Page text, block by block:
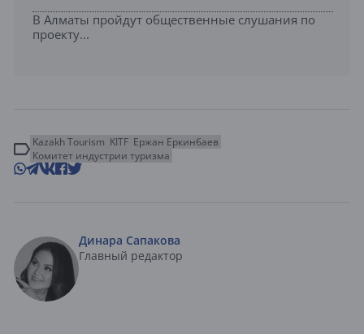
В Алматы пройдут общественные слушания по
проекту...
Kazakh Tourism KITF Ержан Еркинбаев
Комитет индустрии туризма
Динара Сапакова
Главный редактор